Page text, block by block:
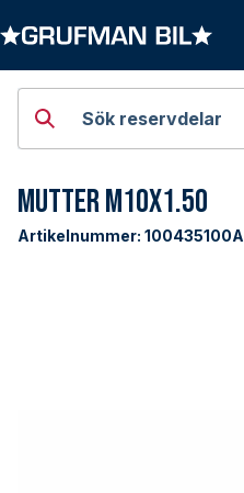
Sök reservdelar
Mutter M10x1.50
Artikelnummer: 100435100A